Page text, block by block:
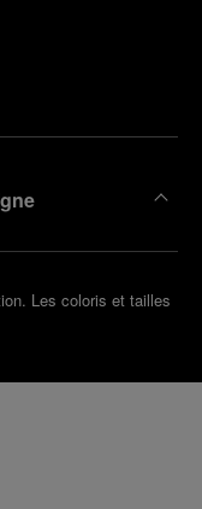
Les coloris et tailles